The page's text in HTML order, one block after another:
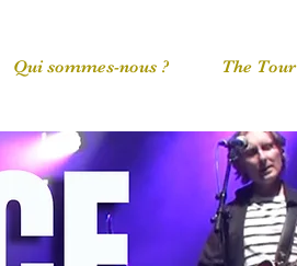
Qui sommes-nous ? The Tour